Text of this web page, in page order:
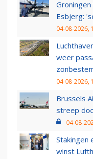
Esbjerg:
04-08-2026,
weer
04-08-2026,
Brussels
streep
04-08-
Stakingen
winst